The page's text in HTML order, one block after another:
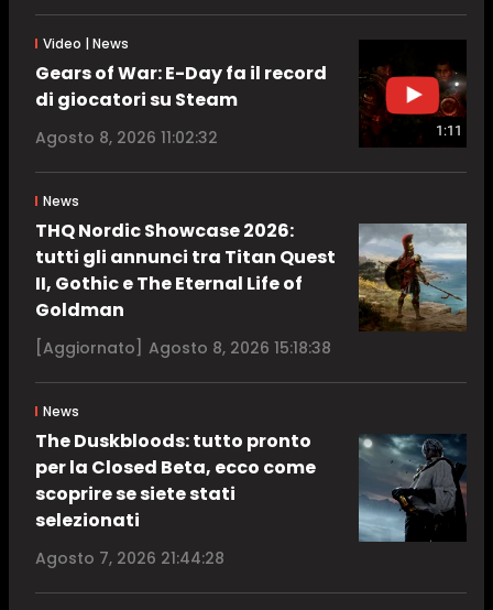
1:11
Video | News
Gears of War: E-Day fa il record
di giocatori su Steam
Agosto 8, 2026 11:02:32
News
THQ Nordic Showcase 2026:
tutti gli annunci tra Titan Quest
II, Gothic e The Eternal Life of
Goldman
[Aggiornato] Agosto 8, 2026 15:18:38
News
The Duskbloods: tutto pronto
per la Closed Beta, ecco come
scoprire se siete stati
selezionati
Agosto 7, 2026 21:44:28